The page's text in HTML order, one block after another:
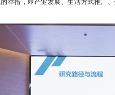
举措，即产业发展、生活方式推广